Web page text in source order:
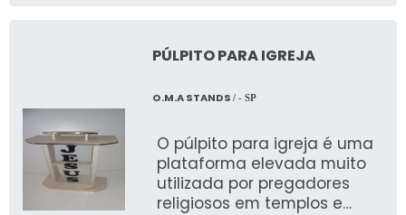
PÚLPITO PARA IGREJA
O.M.A STANDS / - SP
O púlpito para igreja é uma
plataforma elevada muito
utilizada por pregadores
religiosos em templos e